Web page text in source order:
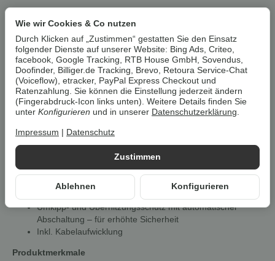
Um dieUmwelt zu schonen, vermeiden wir aufwendige
Umverpackungen. Wenn immer es möglich ist, versenden wir Ihre
Bestellung imOriginalkarton des Herstellers.
TRONIC® Ölradiator »TOR 1500
H1«
Für eine gemütliche Wärme
Stufenloser Thermostatregler und 3 Heizstufen
(600/900/1500 W)
Große Heizfläche mit 7 Heizrippen
Mobil einsetzbar durch 4 Rollen und Griffmulde
Umkipp- und Überhitzungsschutz mit automatischer
Abschaltung – für erhöhte Sicherheit
Inkl. Kabelaufwicklung
Produktmerkmale
Zustimmen
Ablehnen Konfigurieren
Wie wir Cookies & Co nutzen
Durch Klicken auf „Zustimmen“ gestatten Sie den Einsatz
folgender Dienste auf unserer Website: Bing Ads, Criteo,
facebook, Google Tracking, RTB House GmbH, Sovendus,
Doofinder, Billiger.de Tracking, Brevo, Retoura Service-Chat
(Voiceflow), etracker, PayPal Express Checkout und
Ratenzahlung. Sie können die Einstellung jederzeit ändern
(Fingerabdruck-Icon links unten). Weitere Details finden Sie
unter Konfigurieren und in unserer Datenschutzerklärung
Impressum Datenschutz